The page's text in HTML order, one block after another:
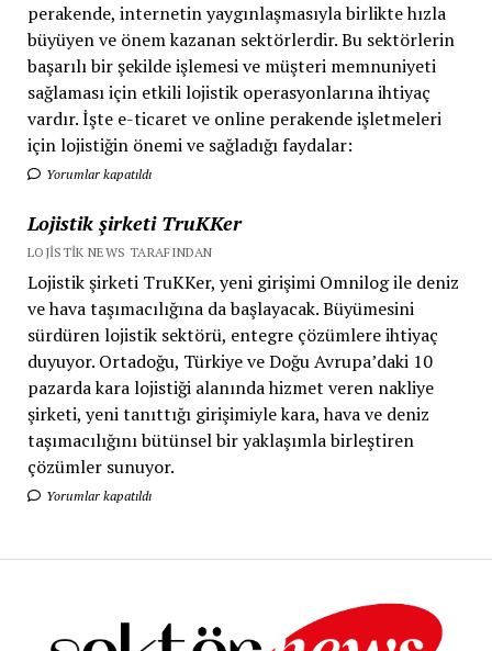
perakende, internetin yaygınlaşmasıyla birlikte hızla
büyüyen ve önem kazanan sektörlerdir. Bu sektörlerin
başarılı bir şekilde işlemesi ve müşteri memnuniyeti
sağlaması için etkili lojistik operasyonlarına ihtiyaç
vardır. İşte e-ticaret ve online perakende işletmeleri
için lojistiğin önemi ve sağladığı faydalar:
Yorumlar kapatıldı
Lojistik şirketi TruKKer
LOJISTIK NEWS TARAFINDAN
Lojistik şirketi TruKKer, yeni girişimi Omnilog ile deniz
ve hava taşımacılığına da başlayacak. Büyümesini
sürdüren lojistik sektörü, entegre çözümlere ihtiyaç
duyuyor. Ortadoğu, Türkiye ve Doğu Avrupa’daki 10
pazarda kara lojistiği alanında hizmet veren nakliye
şirketi, yeni tanıttığı girişimiyle kara, hava ve deniz
taşımacılığını bütünsel bir yaklaşımla birleştiren
çözümler sunuyor.
Yorumlar kapatıldı